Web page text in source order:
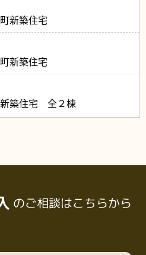
新築住宅
新築住宅
新築住宅 全２棟
のご相談はこちらから